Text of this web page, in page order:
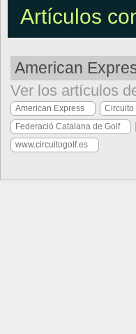
Artículos
American
Ver los artículos
American Express Circuito
Federació Catalana de Golf
www.circuitogolf.es